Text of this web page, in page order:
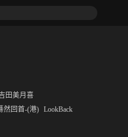
田美月喜
然回首-(港) LookBack